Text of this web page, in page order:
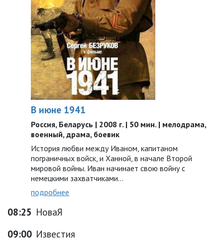
В июне 1941
Россия, Беларусь | 2008 г. | 50 мин. | мелодрама,
военный, драма, боевик
История любви между Иваном, капитаном
пограничных войск, и Ханной, в начале Второй
мировой войны. Иван начинает свою войну с
немецкими захватчиками…
подробнее
08:25 НоваЯ
09:00 Известия